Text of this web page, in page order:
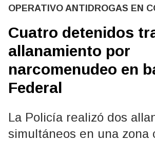
OPERATIVO ANTIDROGAS EN
Cuatro detenidos
allanamiento por
narcomenudeo en
Federal
La Policía realizó dos
simultáneos en una zona